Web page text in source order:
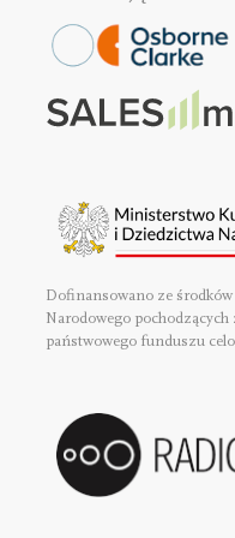
Dofinansowano ze
Narodowego
państwowego funduszu